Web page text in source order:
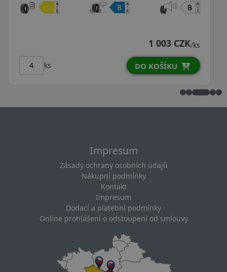
DO
Impresum
Zásady ochrany osobních údajů
Nákupní podmínky
Kontakt
Impresum
Dodací a platební podmínky
Online prohlášení o odstoupení od smlouvy